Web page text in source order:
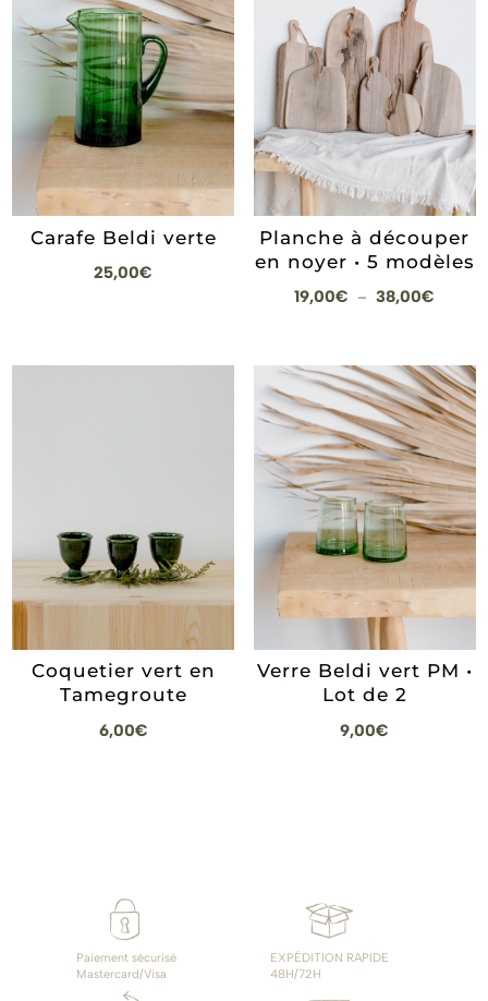
Carafe Beldi verte
25,00€
Planche à découper
en noyer • 5 modèles
19,00€ – 38,00€
19,00€
à
38,00€
Coquetier vert en
Tamegroute
6,00€
Verre Beldi vert PM •
Lot de 2
9,00€
Paiement sécurisé
Mastercard/Visa
EXPÉDITION RAPIDE
48H/72H